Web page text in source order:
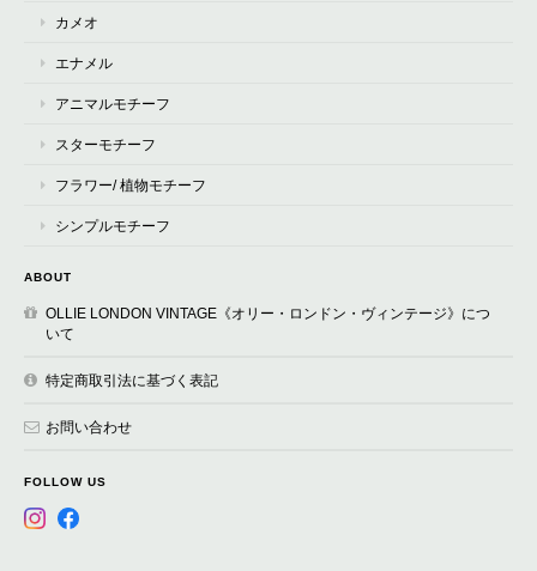
カメオ
エナメル
アニマルモチーフ
スターモチーフ
フラワー/ 植物モチーフ
シンプルモチーフ
ABOUT
OLLIE LONDON VINTAGE《オリー・ロンドン・ヴィンテージ》につ
いて
特定商取引法に基づく表記
お問い合わせ
FOLLOW US